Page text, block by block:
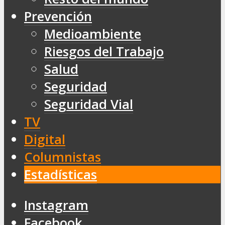
Prevención
Medioambiente
Riesgos del Trabajo
Salud
Seguridad
Seguridad Vial
TV
Digital
Columnistas
Estadísticas
Instagram